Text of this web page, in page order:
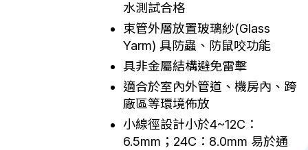
水測試合格
束管外層放置玻璃紗(Glass
Yarm) 具防蟲、防鼠咬功能
具非金屬結構避免雷擊
適合於室內外管道、機房內、跨
廠區等環境佈放
小線徑設計小於4~12C：
6.5mm；24C：8.0mm 易於通